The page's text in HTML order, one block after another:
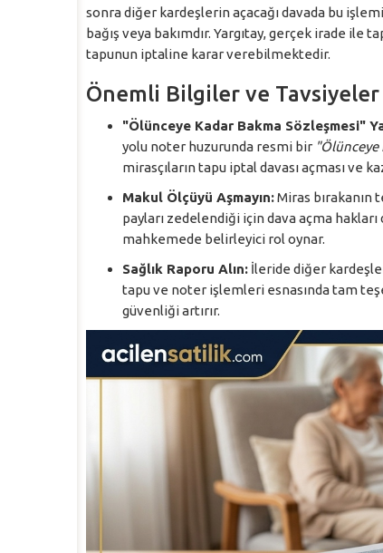
sonra diğer kardeşlerin açacağı davada bu
bağış veya bakımdır. Yargıtay, gerçek irade ile
tapunun iptaline karar verebilmektedir.
Önemli Bilgiler ve Tavsiyeler
"Ölünceye Kadar Bakma Sözleşmesi"
yolu noter huzurunda resmi bir "Ölünceye
mirasçıların tapu iptal davası açması ve
Makul Ölçüyü Aşmayın:Miras bırakanın
payları zedelendiği için dava açma
mahkemede belirleyici rol oynar.
Sağlık Raporu Alın:İleride diğer
tapu ve noter işlemleri esnasında tam
güvenliği artırır.